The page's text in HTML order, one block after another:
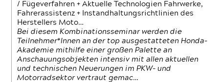
/ Fügeverfahren + Aktuelle Technologien Fahrwerke,
Fahrerassistenz + Instandhaltungsrichtlinien des
Herstellers Moto…
Bei diesem Kombinationsseminar werden die
Teilnehmer*Innen an der top ausgestatteten Honda-
Akademie mithilfe einer großen Palette an
Anschauungsobjekten intensiv mit allen aktuellen
und technischen Neuerungen im PKW- und
Motorradsektor vertraut gemac…